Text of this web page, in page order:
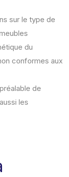
sur le type de
du
conformes aux
de
les